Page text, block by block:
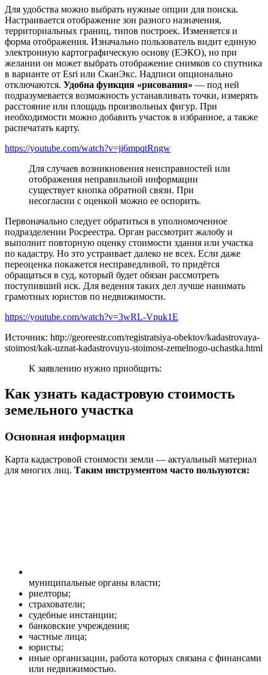
Для удобства можно выбрать нужные опции для поиска.
Настраивается отображение зон разного назначения,
территориальных границ, типов построек. Изменяется и
форма отображения. Изначально пользователь видит единую
электронную картографическую основу (ЕЭКО), но при
желании он может выбрать отображение снимков со спутника
в варианте от Esri или СканЭкс. Надписи опционально
отключаются. Удобна функция «рисования» — под ней
подразумевается возможность устанавливать точки, измерять
расстояние или площадь произвольных фигур. При
необходимости можно добавить участок в избранное, а также
распечатать карту.
https://youtube.com/watch?v=ji6mpqtRngw
Для случаев возникновения неисправностей или
отображения неправильной информации
существует кнопка обратной связи. При
несогласии с оценкой можно ее оспорить.
Первоначально следует обратиться в уполномоченное
подразделении Росреестра. Орган рассмотрит жалобу и
выполнит повторную оценку стоимости здания или участка
по кадастру. Но это устраивает далеко не всех. Если даже
переоценка покажется несправедливой, то придётся
обращаться в суд, который будет обязан рассмотреть
поступивший иск. Для ведения таких дел лучше нанимать
грамотных юристов по недвижимости.
https://youtube.com/watch?v=3wRL-Vpuk1E
Источник: http://georeestr.com/registratsiya-obektov/kadastrovaya-
stoimost/kak-uznat-kadastrovuyu-stoimost-zemelnogo-uchastka.html
К заявлению нужно приобщить:
Как узнать кадастровую стоимость
земельного участка
Основная информация
Карта кадастровой стоимости земли — актуальный материал
для многих лиц. Таким инструментом часто пользуются:
муниципальные органы власти;
риелторы;
страхователи;
судебные инстанции;
банковские учреждения;
частные лица;
юристы;
иные организации, работа которых связана с финансами
или недвижимостью.